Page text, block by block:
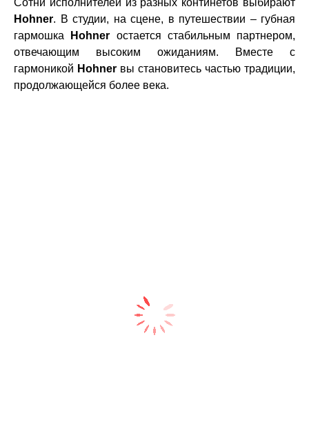
Hohner. В студии, на сцене, в путешествии – губная
гармошка
Hohner остается стабильным партнером,
отвечающим высоким ожиданиям. Вместе с
гармоникой Hohner вы становитесь частью традиции,
продолжающейся более века.